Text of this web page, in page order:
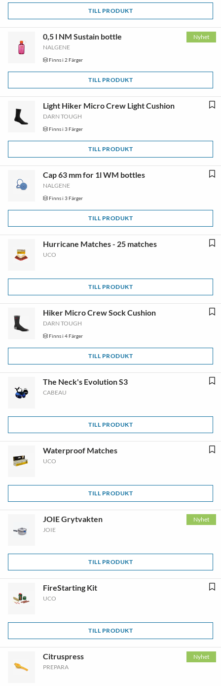
TILL PRODUKT
Nyhet
0,5 l NM Sustain bottle
NALGENE
Finns i 2 Färger
TILL PRODUKT
Light Hiker Micro Crew Light Cushion
DARN TOUGH
Finns i 3 Färger
TILL PRODUKT
Cap 63 mm for 1l WM bottles
NALGENE
Finns i 3 Färger
TILL PRODUKT
Hurricane Matches - 25 matches
UCO
TILL PRODUKT
Hiker Micro Crew Sock Cushion
DARN TOUGH
Finns i 4 Färger
TILL PRODUKT
The Neck's Evolution S3
CABEAU
TILL PRODUKT
Waterproof Matches
UCO
TILL PRODUKT
Nyhet
JOIE Grytvakten
JOIE
TILL PRODUKT
FireStarting Kit
UCO
TILL PRODUKT
Nyhet
Citruspress
PREPARA